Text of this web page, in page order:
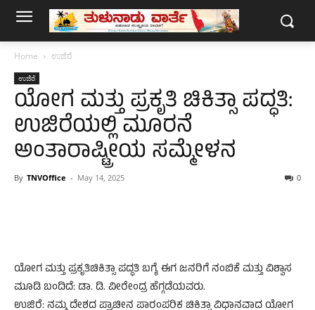
Home ಉಜಿರೆ
ಉಜಿರೆ
ಯೋಗ ಮತ್ತು ಪ್ರಕೃತಿ ಚಿಕಿತ್ಸಾ ಪದ್ಧತಿ:
ಉಜಿರೆಯಲ್ಲಿ ಮೂರನೆ
ಅಂತಾರಾಷ್ಟ್ರೀಯ ಸಮ್ಮೇಳನ
By TNVOffice - May 14, 2025 0
ಯೋಗ ಮತ್ತು ಪ್ರಕೃತಿಚಿಕಿತ್ಸಾ ಪದ್ಧತಿ ಬಗ್ಯೆ ಈಗ ಜನರಿಗೆ ನಂಬಿಕೆ ಮತ್ತು ವಿಶ್ವಾಸ
ಮೂಡಿ ಬಂದಿದೆ: ಡಾ. ಡಿ. ವೀರೇಂದ್ರ ಹೆಗ್ಗಡೆಯವರು.
ಉಜಿರೆ: ನಮ್ಮ ದೇಶದ ಪ್ರಾಚೀನ ಪಾರಂಪರಿಕ ಚಿಕಿತ್ಸಾ ವಿಧಾನವಾದ ಯೋಗ